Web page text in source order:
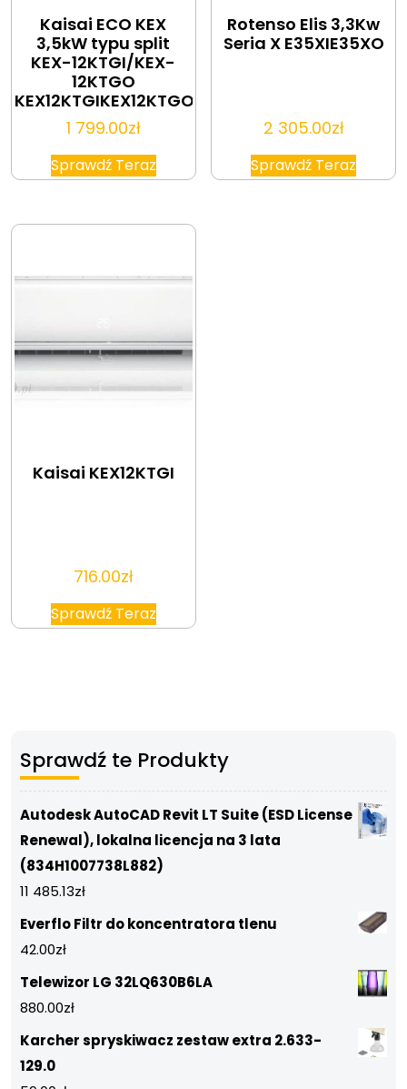
Kaisai ECO KEX
3,5kW typu split
KEX-12KTGI/KEX-
12KTGO
KEX12KTGIKEX12KTGO
1 799.00zł
Sprawdź Teraz
Rotenso Elis 3,3Kw
Seria X E35XIE35XO
2 305.00zł
Sprawdź Teraz
Kaisai KEX12KTGI
716.00zł
Sprawdź Teraz
Sprawdź te Produkty
Autodesk AutoCAD Revit LT Suite (ESD License
Renewal), lokalna licencja na 3 lata
(834H1007738L882)
11 485.13zł
Everflo Filtr do koncentratora tlenu
42.00zł
Telewizor LG 32LQ630B6LA
880.00zł
Karcher spryskiwacz zestaw extra 2.633-
129.0